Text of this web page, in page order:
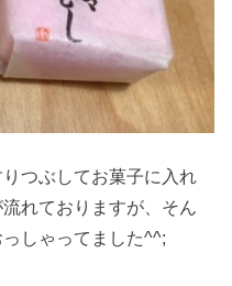
つぶしてお菓子に入れ
れておりますが、そん
しゃってました^^;